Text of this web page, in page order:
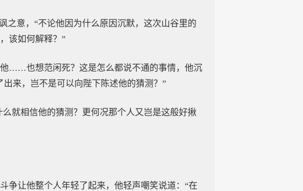
之意，“不论他因为什么原因沉默，这次山谷里的
该如何解释？”
……也想范闲死？这是怎么都说不通的事情，他沉
来，岂不是可以向陛下陈述他的猜测？”
就相信他的猜测？更何况那个人又岂是这般好揪
争让他整个人年轻了起来，他轻声嘲笑说道：“在